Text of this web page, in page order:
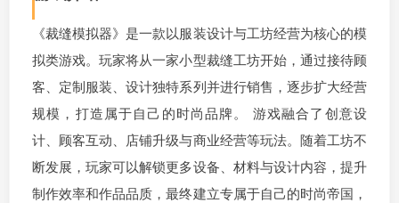
《裁缝模拟器》是一款以服装设计与工坊经营为核心的模
拟类游戏。玩家将从一家小型裁缝工坊开始，通过接待顾
客、定制服装、设计独特系列并进行销售，逐步扩大经营
规模，打造属于自己的时尚品牌。 游戏融合了创意设
计、顾客互动、店铺升级与商业经营等玩法。随着工坊不
断发展，玩家可以解锁更多设备、材料与设计内容，提升
制作效率和作品品质，最终建立专属于自己的时尚帝国，